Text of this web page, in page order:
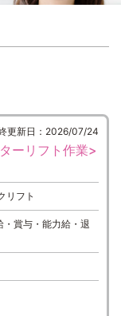
更新日：2026/07/24
ーリフト作業>
リフト
賞与・能力給・退